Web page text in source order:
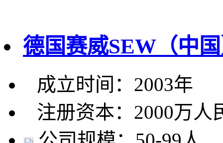
德国赛威SEW（中
成立时间：2003年
注册资本：2000万人